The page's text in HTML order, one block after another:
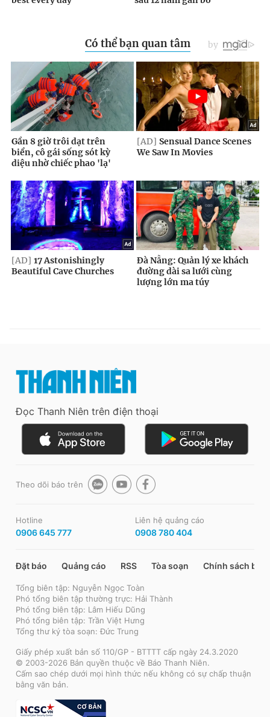
Đọc Thanh Niên trên điện thoại
Theo dõi báo trên
Hotline
0906 645 777
Liên hệ quảng cáo
0908 780 404
Đặt báo Quảng cáo RSS Tòa soạn Chính sách bảo
Tổng biên tập: Nguyễn Ngọc Toàn
Phó tổng biên tập thường trực: Hải Thành
Phó tổng biên tập: Lâm Hiếu Dũng
Phó tổng biên tập: Trần Việt Hưng
Tổng thư ký tòa soạn: Đức Trung
Giấy phép xuất bản số 110/GP - BTTTT cấp ngày 24.3.2020
© 2003-2026 Bản quyền thuộc về Báo Thanh Niên.
Cấm sao chép dưới mọi hình thức nếu không có sự chấp thuận
bằng văn bản.